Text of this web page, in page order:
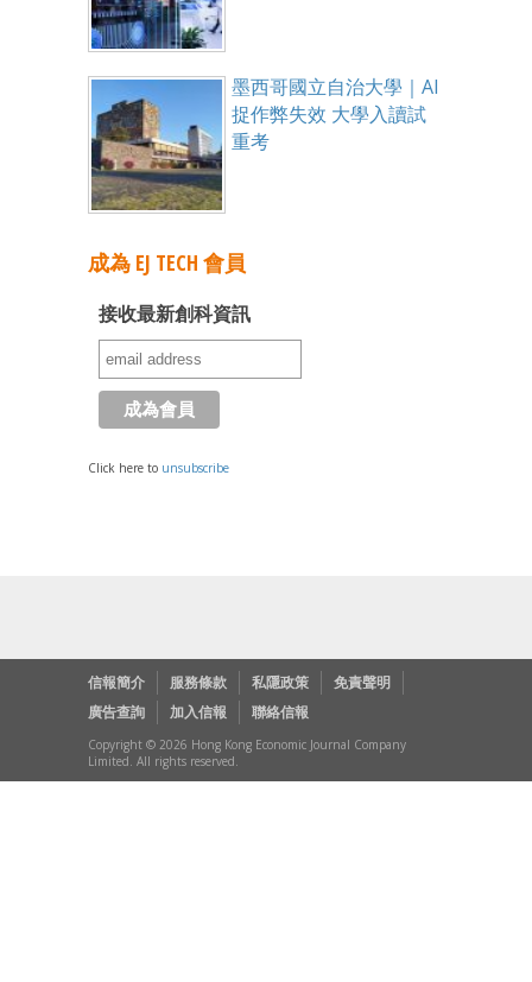
墨西哥國立自治大學｜AI
捉作弊失效 大學入讀試
重考
成為 EJ TECH 會員
接收最新創科資訊
Click here to unsubscribe
信報簡介 服務條款 私隱政策
免責聲明
廣告查詢
加入信報 聯絡信報
Copyright © 2026 Hong Kong Economic Journal Company
Limited. All rights reserved.